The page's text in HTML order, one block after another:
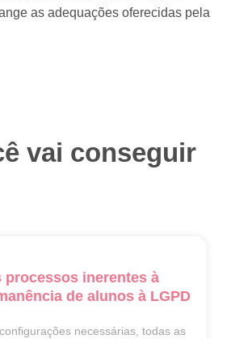
as adequações oferecidas pela
vai conseguir
processos inerentes à
de alunos à LGPD
necessárias, todas as